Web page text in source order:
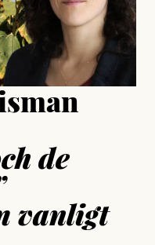
de
vanligt